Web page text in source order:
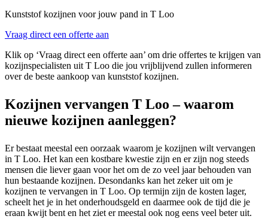
Kunststof kozijnen voor jouw pand in T Loo
Vraag direct een offerte aan
Klik op ‘Vraag direct een offerte aan’ om drie offertes te krijgen van
kozijnspecialisten uit T Loo die jou vrijblijvend zullen informeren
over de beste aankoop van kunststof kozijnen.
Kozijnen vervangen T Loo – waarom
nieuwe kozijnen aanleggen?
Er bestaat meestal een oorzaak waarom je kozijnen wilt vervangen
in T Loo. Het kan een kostbare kwestie zijn en er zijn nog steeds
mensen die liever gaan voor het om de zo veel jaar behouden van
hun bestaande kozijnen. Desondanks kan het zeker uit om je
kozijnen te vervangen in T Loo. Op termijn zijn de kosten lager,
scheelt het je in het onderhoudsgeld en daarmee ook de tijd die je
eraan kwijt bent en het ziet er meestal ook nog eens veel beter uit.